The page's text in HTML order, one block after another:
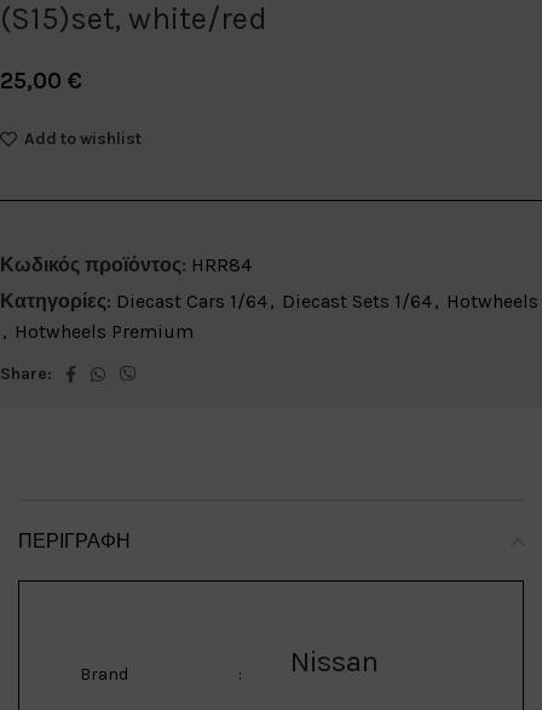
(S15)set, white/red
25,00 €
Add to wishlist
Κωδικός προϊόντος: HRR84
Κατηγορίες: Diecast Cars 1/64, Diecast Sets 1/64, Hotwheels
, Hotwheels Premium
Share:
ΠΕΡΙΓΡΑΦΉ
Brand : Nissan